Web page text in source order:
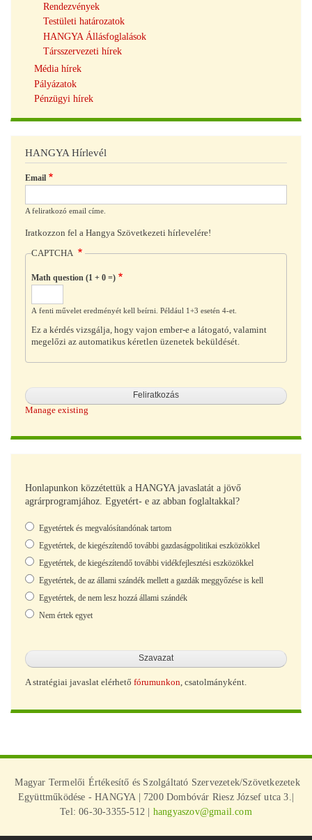
Rendezvények
Testületi határozatok
HANGYA Állásfoglalások
Társszervezeti hírek
Média hírek
Pályázatok
Pénzügyi hírek
HANGYA Hírlevél
Email
A feliratkozó email címe.
Iratkozzon fel a Hangya Szövetkezeti hírlevelére!
CAPTCHA
Math question (1 + 0 =)
A fenti művelet eredményét kell beírni. Például 1+3 esetén 4-et.
Ez a kérdés vizsgálja, hogy vajon ember-e a látogató, valamint
megelőzi az automatikus kéretlen üzenetek beküldését.
Manage existing
Honlapunkon közzétettük a HANGYA javaslatát a jövő
agrárprogramjához. Egyetért- e az abban foglaltakkal?
Választások
Egyetértek és megvalósítandónak tartom
Egyetértek, de kiegészítendő további gazdaságpolitikai eszközökkel
Egyetértek, de kiegészítendő további vidékfejlesztési eszközökkel
Egyetértek, de az állami szándék mellett a gazdák meggyőzése is kell
Egyetértek, de nem lesz hozzá állami szándék
Nem értek egyet
A stratégiai javaslat elérhető fórumunkon , csatolmányként.
Magyar Termelői Értékesítő és Szolgáltató Szervezetek/Szövetkezetek
Együttműködése - HANGYA | 7200 Dombóvár Riesz József utca 3.|
Tel: 06-30-3355-512 | hangyaszov@gmail.com